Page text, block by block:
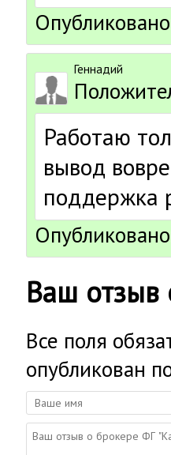
Геннадий
Работаю
вывод
поддержка
Ваш отзыв
Все поля
опубликован